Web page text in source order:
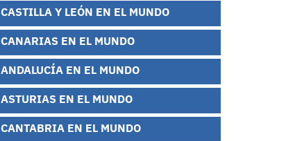
CASTILLA Y LEÓN EN EL MUNDO
CANARIAS EN EL MUNDO
ANDALUCÍA EN EL MUNDO
ASTURIAS EN EL MUNDO
CANTABRIA EN EL MUNDO